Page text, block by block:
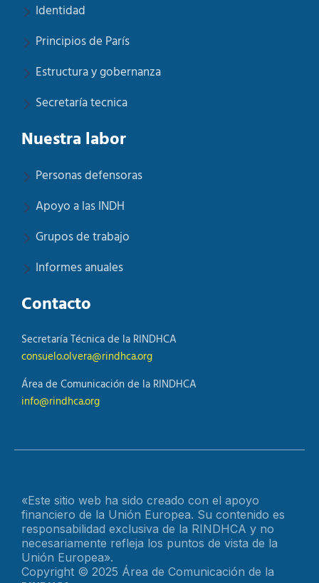
Identidad
Principios de París
Estructura y gobernanza
Secretaría tecnica
Nuestra labor
Personas defensoras
Apoyo a las INDH
Grupos de trabajo
Informes anuales
Contacto
Secretaría Técnica de la RINDHCA
consuelo.olvera@rindhca.org
Área de Comunicación de la RINDHCA
info@rindhca.org
«Este sitio web ha sido creado con el apoyo
financiero de la Unión Europea. Su contenido es
responsabilidad exclusiva de la RINDHCA y no
necesariamente refleja los puntos de vista de la
Unión Europea».
Copyright © 2025 Área de Comunicación de la